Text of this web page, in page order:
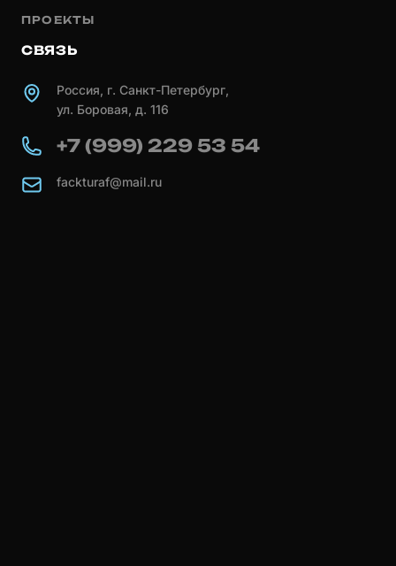
ПРОЕКТЫ
СВЯЗЬ
Россия, г. Санкт-Петербург,
ул. Боровая, д. 116
+7 (999) 229 53 54
fackturaf@mail.ru